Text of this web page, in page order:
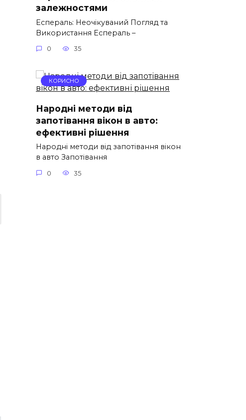
залежностями
Еспераль: Неочікуваний Погляд та
Використання Еспераль –
0 35
КОРИСНО
Народні методи від
запотівання вікон в авто:
ефективні рішення
Народні методи від запотівання вікон
в авто Запотівання
0 35